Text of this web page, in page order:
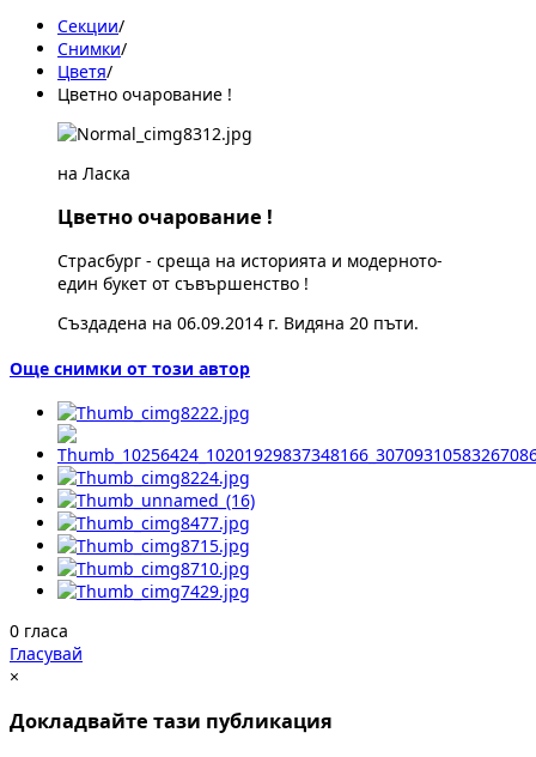
Секции/
Снимки/
Цветя/
Цветно очарование !
на Ласка
Цветно очарование !
Страсбург - среща на историята и модерното-
един букет от съвършенство !
Създадена на 06.09.2014 г. Видяна 20 пъти.
Още снимки от този автор
0 гласа
Гласувай
×
Докладвайте тази публикация